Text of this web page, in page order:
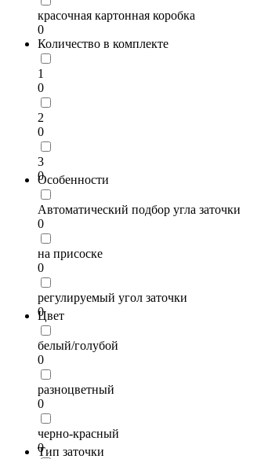
красочная картонная коробка
0
Количество в комплекте
1
0
2
0
3
0
Особенности
Автоматический подбор угла заточки
0
на присоске
0
регулируемый угол заточки
0
Цвет
белый/голубой
0
разноцветный
0
черно-красный
0
Тип заточки